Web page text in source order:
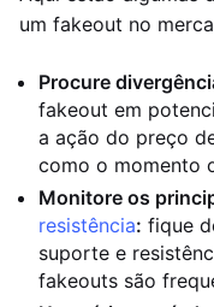
um fakeout no
Procure
fakeout em
a ação do preço
como o momento
Monitore os
resistência: fique
suporte e
fakeouts são